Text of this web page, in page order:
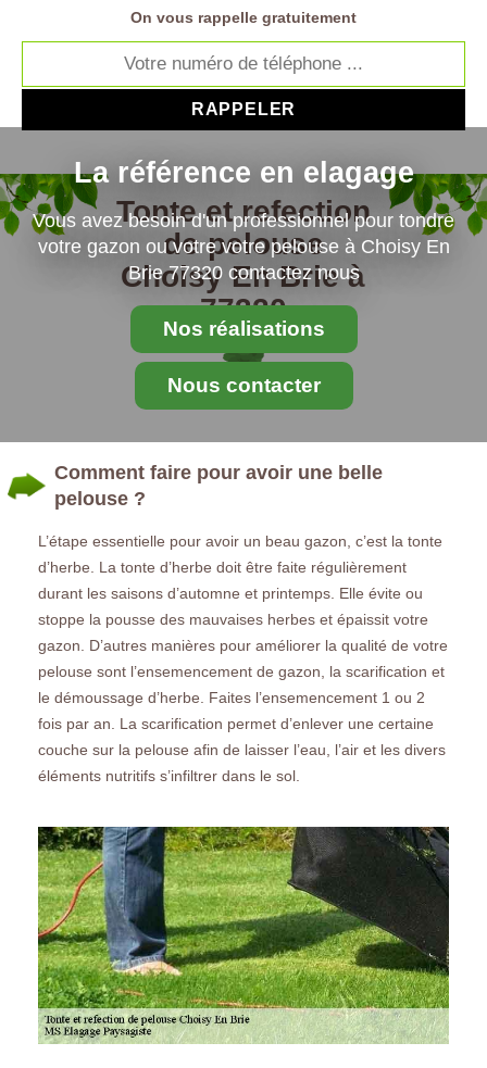
La référence en elagage
Vous avez besoin d'un professionnel pour tondre
votre gazon ou votre votre pelouse à Choisy En
Brie 77320 contactez nous
Nos réalisations
Nous contacter
On vous rappelle gratuitement
Tonte et refection
de pelouse
Choisy En Brie à
77320
Comment faire pour avoir une belle
pelouse ?
L’étape essentielle pour avoir un beau gazon, c’est la tonte
d’herbe. La tonte d’herbe doit être faite régulièrement
durant les saisons d’automne et printemps. Elle évite ou
stoppe la pousse des mauvaises herbes et épaissit votre
gazon. D’autres manières pour améliorer la qualité de votre
pelouse sont l’ensemencement de gazon, la scarification et
le démoussage d’herbe. Faites l’ensemencement 1 ou 2
fois par an. La scarification permet d’enlever une certaine
couche sur la pelouse afin de laisser l’eau, l’air et les divers
éléments nutritifs s’infiltrer dans le sol.